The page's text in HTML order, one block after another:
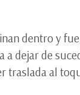
dentro y
a dejar de
traslada al